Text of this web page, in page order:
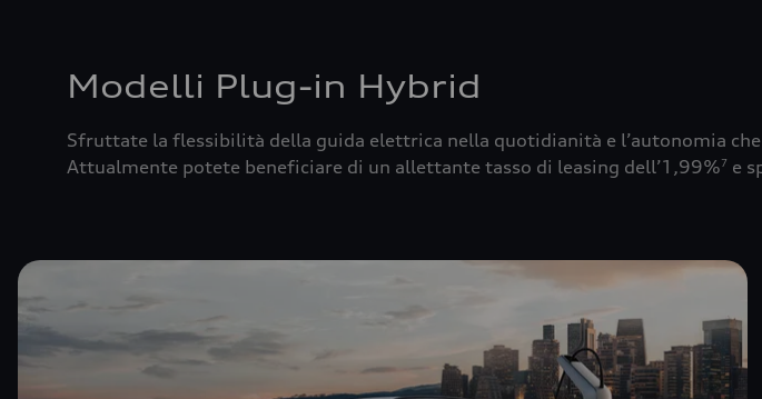
Modelli Plug-in Hybrid
Sfruttate la flessibilità della guida elettrica nella quotidianità e l’autonomia
Attualmente potete beneficiare di un allettante tasso di leasing dell’1,99%7 e